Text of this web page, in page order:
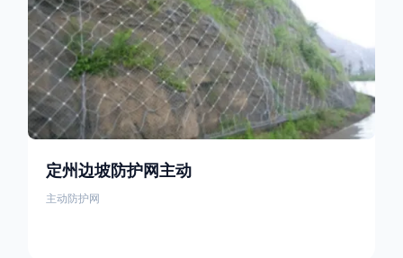
定州边坡防护网主动
主动防护网